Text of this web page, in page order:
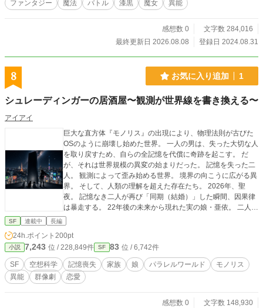
ファンタジー 魔法 バトル 漆黒 魔女 異能
感想数 0
文字数 284,016
最終更新日 2026.08.08
登録日 2024.08.31
8 お気に入り追加 1
シュレーディンガーの居酒屋〜観測が世界線を書き換える〜
アイアイ
巨大な直方体『モノリス』の出現により、物理法則が古びた
OSのように崩壊し始めた世界。 一人の男は、失った大切な人
を取り戻すため、自らの全記憶を代償に奇跡を起こす。 だ
が、それは世界規模の異変の始まりだった。 記憶を失った二
人。 観測によって歪み始める世界。 境界の向こうに広がる異
界。 そして、人類の理解を超えた存在たち。 2026年、聖
夜。 記憶なき二人が再び「同期（結婚）」した瞬間、因果律
は暴走する。 22年後の未来から現れた実の娘・亜依。 二人の
愛の因子から生まれた究極演算存在『レイイチ』。 世界を侵
り、愛と演算が交錯する空想科学エンターテインメント。 崩
壊する世界のバグを越え、彼らは奇跡をビルドできるのか―
―。 ✴︎本作は初版です
SF 連載中 長編
24h.ポイント 200pt
小説 7,243 位 / 228,849件 SF 83 位 / 6,742件
SF 空想科学 記憶喪失 家族 娘 パラレルワールド
モノリス
異能
群像劇 恋愛
感想数 0
文字数 148,930